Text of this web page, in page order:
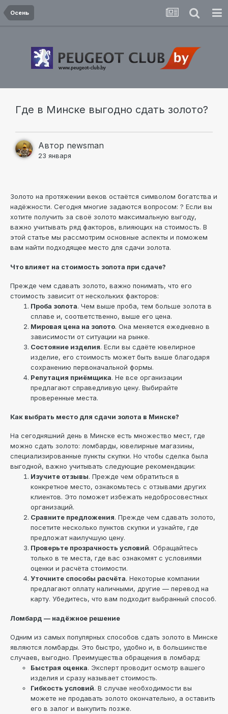
Осень
Где в Минске выгодно сдать золото?
Автор newsman
23 января
Золото на протяжении веков остаётся символом богатства и
надёжности. Сегодня многие задаются вопросом: ? Если вы
хотите получить за своё золото максимальную выгоду,
важно учитывать ряд факторов, влияющих на стоимость. В
этой статье мы рассмотрим основные аспекты и поможем
вам найти подходящее место для сдачи золота.
Что влияет на стоимость золота при сдаче?
Прежде чем сдавать золото, важно понимать, что его
стоимость зависит от нескольких факторов:
Проба золота. Чем выше проба, тем больше золота в
сплаве и, соответственно, выше его цена.
Мировая цена на золото. Она меняется ежедневно в
зависимости от ситуации на рынке.
Состояние изделия. Если вы сдаёте ювелирное
изделие, его стоимость может быть выше благодаря
сохранению первоначальной формы.
Репутация приёмщика. Не все организации
предлагают справедливую цену. Выбирайте
проверенные места.
Как выбрать место для сдачи золота в Минске?
На сегодняшний день в Минске есть множество мест, где
можно сдать золото: ломбарды, ювелирные магазины,
специализированные пункты скупки. Но чтобы сделка была
выгодной, важно учитывать следующие рекомендации:
Изучите отзывы. Прежде чем обратиться в
конкретное место, ознакомьтесь с отзывами других
клиентов. Это поможет избежать недобросовестных
организаций.
Сравните предложения. Прежде чем сдавать золото,
посетите несколько пунктов скупки и узнайте, где
предложат наилучшую цену.
Проверьте прозрачность условий. Обращайтесь
только в те места, где вас ознакомят с условиями
оценки и расчёта стоимости.
Уточните способы расчёта. Некоторые компании
предлагают оплату наличными, другие — перевод на
карту. Убедитесь, что вам подходит выбранный способ.
Ломбард — надёжное решение
Одним из самых популярных способов сдать золото в Минске
являются ломбарды. Это быстро, удобно и, в большинстве
случаев, выгодно. Преимущества обращения в ломбард:
Быстрая оценка. Эксперт проводит осмотр вашего
изделия и сразу называет стоимость.
Гибкость условий. В случае необходимости вы
можете не продавать золото окончательно, а оставить
его в залог и выкупить позже.